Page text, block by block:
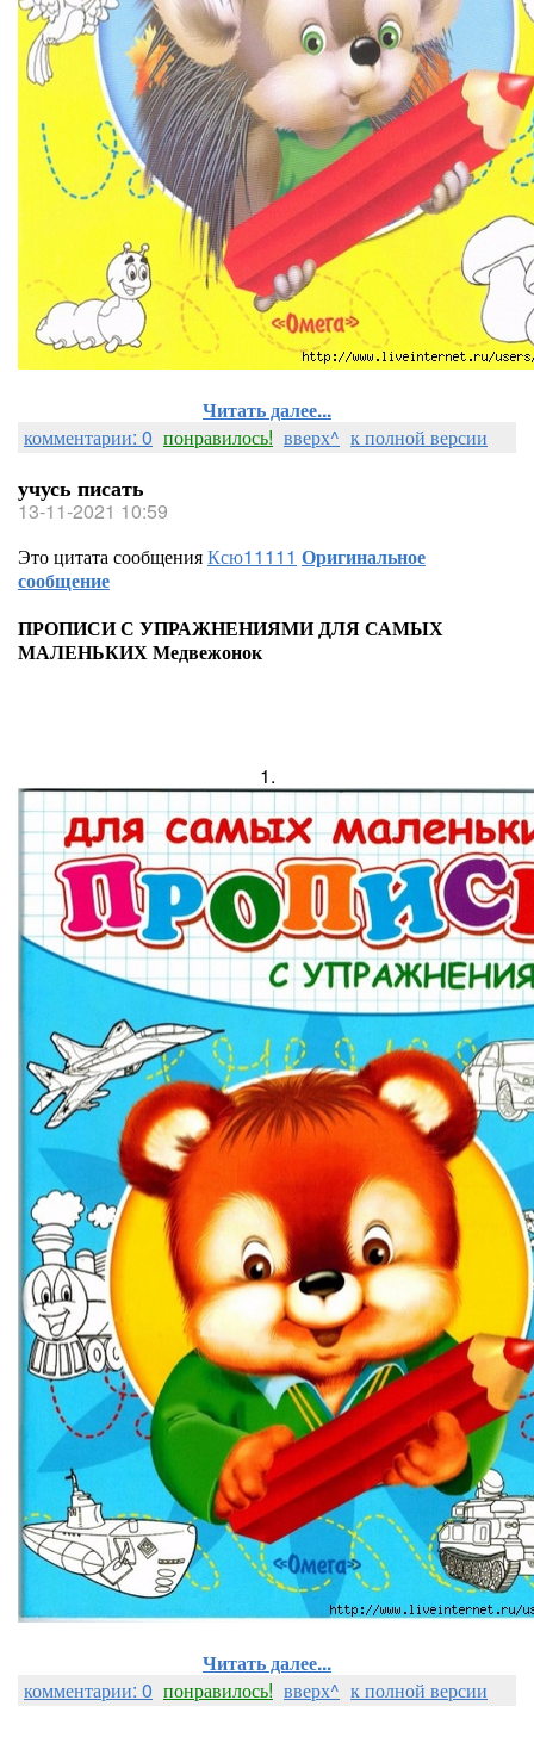
Читать далее...
комментарии: 0 понравилось! вверх^ к полной версии
учусь писать
13-11-2021 10:59
Это цитата сообщенияКсю11111 Оригинальное
сообщение
ПРОПИСИ С УПРАЖНЕНИЯМИ ДЛЯ САМЫХ
МАЛЕНЬКИХ Медвежонок
1.
Читать далее...
комментарии: 0 понравилось! вверх^ к полной версии